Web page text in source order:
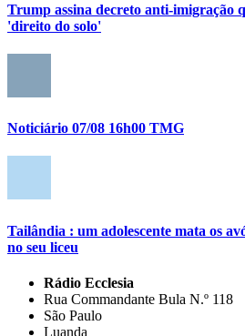
Trump assina decreto anti-imigração
'direito do solo'
Noticiário 07/08 16h00 TMG
Tailândia : um adolescente mata os
no seu liceu
Rádio Ecclesia
Rua Commandante Bula N.º 118
São Paulo
Luanda